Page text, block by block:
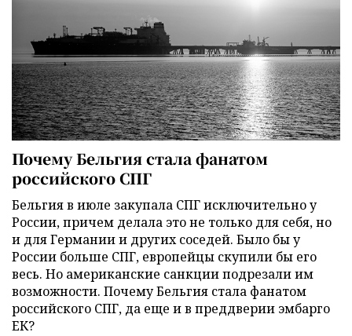
Почему Бельгия стала фанатом
российского СПГ
Бельгия в июле закупала СПГ исключительно у
России, причем делала это не только для себя, но
и для Германии и других соседей. Было бы у
России больше СПГ, европейцы скупили бы его
весь. Но американские санкции подрезали им
возможности. Почему Бельгия стала фанатом
российского СПГ, да еще и в преддверии эмбарго
ЕК?